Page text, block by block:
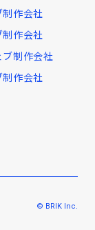
作会社
作会社
制作会社
作会社
© BRIK Inc.